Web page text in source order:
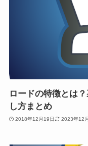
ロードの特徴とは
し方まとめ
2018年12月19日 2023年12